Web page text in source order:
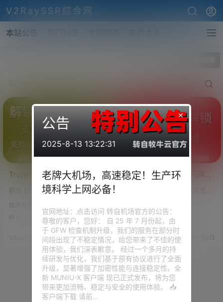
V2RaySSR综合网
本站公告
Trojan解锁奈飞
（NetFlix）、葫芦
（HuLu）、HBO等流媒体视
讯网站！实现DNS分流！
VPS解锁流媒体网站！全平
台VPS通用！
前言 如何解锁奈飞、奈非、NetF
播放？ 作者在1月5日的博客中详
细描述了V2RAY怎么解锁NetFlix
（奈飞）、HuLu（葫芦）、HBO
等主流流媒体的播放，现在看
来，似乎有更好的方法可以实现
这些流媒体网站的流量分流及解
锁！ 今天以Trojan服务为例，来
详细为大家讲解一下如何解锁视
讯网站的播放！ 本教程适用全平
台的VPS、各种方式搭建的代理
（SS\SSR\…
0
V2raySSR综合网 20年4月14日
解锁NetFlix，VPS视讯网站
么观看奈飞（NetFlix）
ix，问有没有什么办法。办法当
然是有。更改你的DNS就可以
了。前提是这个DNS支持NetFlix
的播放。 当然，你若是有VPS可
以观看NetFlix，可以在这个VPS
上面搭建DNS服务用来解锁其他
的VPS的NetFlix服务。那这个我
们今天就不说了，今天说的前提
是，你没有VPS可以观看NetFli
x。 若你是看不懂，请观看视
45.6k 0
V2raySSR综合网
×
公告
2025-8-13 13:22:31
老牌大机场，高速稳定！生产环
境科学上网必备！
官网地址：点击访问 转自机场官方的公告：
尊敬的客户，您好： 自 25 年 7 月份起，由
于 GFW 检查机制升级，我们的服务在部分时
间段出现了不稳定情况，给您带来了不佳的使
用体验，我们深表歉意。 经过一个多月的持
续研发与优化，我们基于原有协议进行了全面
升级，显著增强了加密性能与连接稳定性。全
新 MUNIU-X 客户端 现已正式发布，将为您
带来更加流畅、稳定与安全的使用体验。 📥
客户端下载 请前…